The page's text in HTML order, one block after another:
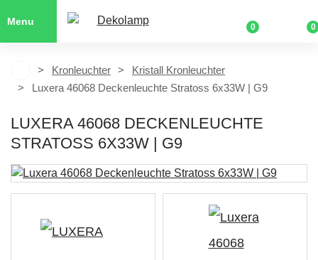
Menu
0 0
Kronleuchter
Kristall Kronleuchter
Luxera 46068 Deckenleuchte Stratoss 6x33W | G9
LUXERA 46068 DECKENLEUCHTE
STRATOSS 6X33W | G9